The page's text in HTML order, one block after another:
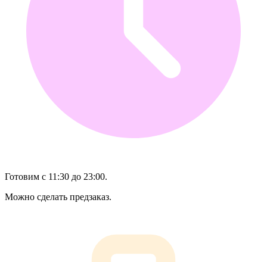
Готовим с 11:30 до 23:00.
Можно сделать предзаказ.